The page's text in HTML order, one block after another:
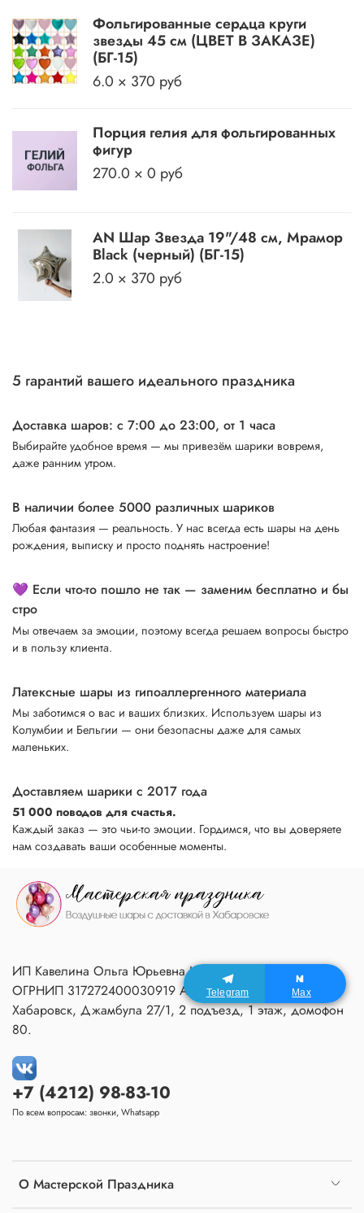
Фольгированные сердца круги
звезды 45 см (ЦВЕТ В ЗАКАЗЕ)
(БГ-15)
6.0 × 370 руб
Порция гелия для фольгированных
фигур
270.0 × 0 руб
АN Шар Звезда 19"/48 см, Мрамор
Black (черный) (БГ-15)
2.0 × 370 руб
5 гарантий вашего идеального праздника
Доставка шаров: с 7:00 до 23:00, от 1 часа
Выбирайте удобное время — мы привезём шарики вовремя,
даже ранним утром.
В наличии более 5000 различных шариков
Любая фантазия — реальность. У нас всегда есть шары на день
рождения, выписку и просто поднять настроение!
💜 Если что-то пошло не так — заменим бесплатно и бы
стро
Мы отвечаем за эмоции, поэтому всегда решаем вопросы быстро
и в пользу клиента.
Латексные шары из гипоаллергенного материала
Мы заботимся о вас и ваших близких. Используем шары из
Колумбии и Бельгии — они безопасны даже для самых
маленьких.
Доставляем шарики с 2017 года
51 000 поводов для счастья.
Каждый заказ — это чьи-то эмоции. Гордимся, что вы доверяете
нам создавать ваши особенные моменты.
О Мастерской Праздника
+7 (4212) 98-83-10
По всем вопросам: звонки, Whatsapp
ИП Кавелина Ольга Юрьевна ИНН 270604366791
ОГРНИП 317272400030919 Адрес Мастерской:
Хабаровск, Джамбула 27/1, 2 подъезд, 1 этаж, домофон
80.
Telegram Max